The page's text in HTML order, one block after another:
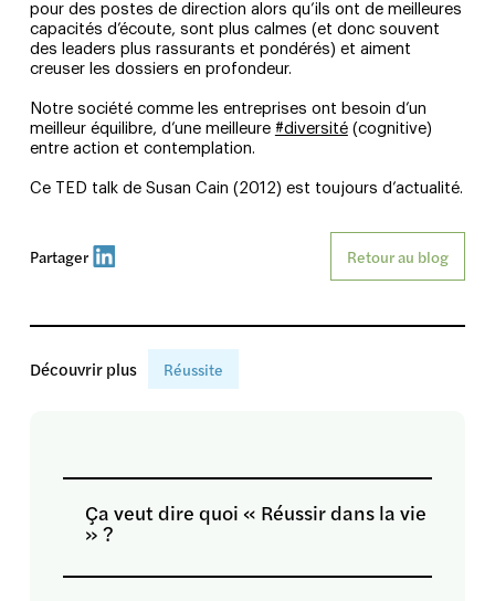
pour des postes de direction alors qu’ils ont de meilleures
capacités d’écoute, sont plus calmes (et donc souvent
des leaders plus rassurants et pondérés) et aiment
creuser les dossiers en profondeur.
Notre société comme les entreprises ont besoin d’un
meilleur équilibre, d’une meilleure #diversité(cognitive)
entre action et contemplation.
Ce TED talk de Susan Cain (2012) est toujours d’actualité.
Partager Retour au blog
Découvrir plus Réussite
Ça veut dire quoi « Réussir dans la vie
» ?